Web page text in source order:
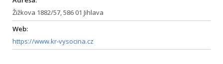
Žižkova 1882/57, 586 01 Jihlava
Web:
https://www.kr-vysocina.cz